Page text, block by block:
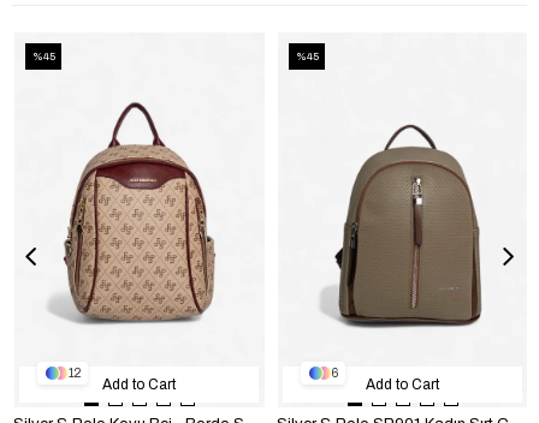
12
Add to Cart
%45
6
Add to Cart
%45